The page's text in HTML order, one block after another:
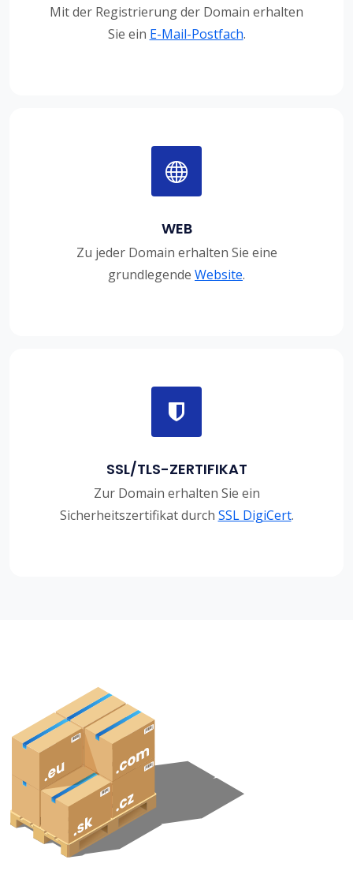
Mit der Registrierung der Domain erhalten
Sie ein E-Mail-Postfach.
WEB
Zu jeder Domain erhalten Sie eine
grundlegende Website.
SSL/TLS-ZERTIFIKAT
Zur Domain erhalten Sie ein
Sicherheitszertifikat durch SSL DigiCert.